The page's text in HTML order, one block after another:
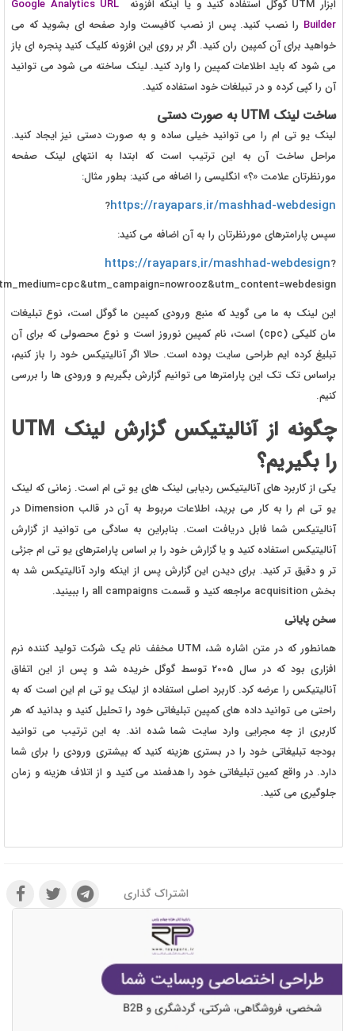
ابزار UTM گوگل استفاده کنید و یا اینکه افزونه
Google Analytics URL
Builder را نصب کنید. پس از نصب کافیست وارد صفحه ای بشوید که می
خواهید برای آن کمپین ران کنید. اگر بر روی این افزونه کلیک کنید پنجره ای باز
می شود که باید اطلاعات کمپین را وارد کنید. لینک ساخته می شود می توانید
آن را کپی کرده و در تبیلغات خود استفاده کنید.
ساخت لینک UTM به صورت دستی
لینک یو تی ام را می توانید خیلی ساده و به صورت دستی نیز ایجاد کنید.
مراحل ساخت آن به این ترتیب است که ابتدا به انتهای لینک صفحه
مورنظرتان علامت «؟» انگلیسی را اضافه می کنید: بطور مثال:
https://rayapars.ir/mashhad-webdesign
?
سپس پارامترهای مورنظرتان را به آن اضافه می کنید:
https://rayapars.ir/mashhad-webdesign?
این لینک به ما می گوید که منبع ورودی کمپین ما گوگل است، نوع تبلیغات
مان کلیکی (cpc) است، نام کمپین نوروز است و نوع محصولی که برای آن
تبلیغ کرده ایم طراحی سایت بوده است. حالا اگر آنالیتیکس خود را باز کنیم،
براساس تک تک این پارامترها می توانیم گزارش بگیریم و ورودی ها را بررسی
کنیم.
چگونه از آنالیتیکس گزارش لینک UTM
را بگیریم؟
یکی از کاربرد های آنالیتیکس ردیابی لینک های یو تی ام است. زمانی که لینک
یو تی ام را به کار می برید، اطلاعات مربوط به آن در قالب Dimension در
آنالیتیکس شما فابل دریافت است. بنابراین به سادگی می توانید از گزارش
آنالیتیکس استفاده کنید و یا گزارش خود را بر اساس پارامترهای یو تی ام جزئی
تر و دقیق تر کنید. برای دیدن این گزارش پس از اینکه وارد آنالیتیکس شد به
بخش acquisition مراجعه کنید و قسمت all campaigns را ببینید.
سخن پایانی
همانطور که در متن اشاره شد، UTM مخفف نام یک شرکت تولید کننده نرم
افزاری بود که در سال 2005 توسط گوگل خریده شد و پس از این اتفاق
آنالیتیکس را عرضه کرد. کاربرد اصلی استفاده از لینک یو تی ام این است که به
راحتی می توانید داده های کمپین تبلیغاتی خود را تحلیل کنید و بدانید که هر
کاربری از چه مجرایی وارد سایت شما شده اند. به این ترتیب می توانید
بودجه تبلیغاتی خود را در بستری هزینه کنید که بیشتری ورودی را برای شما
دارد. در واقع کمین تبلیغاتی خود را هدفمند می کنید و از اتلاف هزینه و زمان
جلوگیری می کنید.
اشتراک گذاری